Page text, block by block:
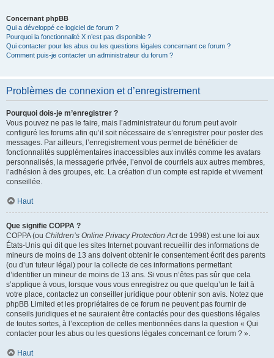
Concernant phpBB
Qui a développé ce logiciel de forum ?
Pourquoi la fonctionnalité X n’est pas disponible ?
Qui contacter pour les abus ou les questions légales concernant ce forum ?
Comment puis-je contacter un administrateur du forum ?
Problèmes de connexion et d’enregistrement
Pourquoi dois-je m’enregistrer ?
Vous pouvez ne pas le faire, mais l’administrateur du forum peut avoir
configuré les forums afin qu’il soit nécessaire de s’enregistrer pour poster des
messages. Par ailleurs, l’enregistrement vous permet de bénéficier de
fonctionnalités supplémentaires inaccessibles aux invités comme les avatars
personnalisés, la messagerie privée, l’envoi de courriels aux autres membres,
l’adhésion à des groupes, etc. La création d’un compte est rapide et vivement
conseillée.
Haut
Que signifie COPPA ?
COPPA (ou Children’s Online Privacy Protection Actde 1998) est une loi aux
États-Unis qui dit que les sites Internet pouvant recueillir des informations de
mineurs de moins de 13 ans doivent obtenir le consentement écrit des parents
(ou d’un tuteur légal) pour la collecte de ces informations permettant
d’identifier un mineur de moins de 13 ans. Si vous n’êtes pas sûr que cela
s’applique à vous, lorsque vous vous enregistrez ou que quelqu’un le fait à
votre place, contactez un conseiller juridique pour obtenir son avis. Notez que
phpBB Limited et les propriétaires de ce forum ne peuvent pas fournir de
conseils juridiques et ne sauraient être contactés pour des questions légales
de toutes sortes, à l’exception de celles mentionnées dans la question « Qui
contacter pour les abus ou les questions légales concernant ce forum ? ».
Haut